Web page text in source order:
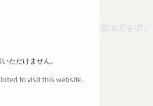
ただけません。
to visit this website.
醸造所を探す
ビールを探す
商品詳細